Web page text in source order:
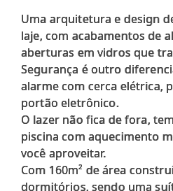
Uma arquitetura e design
laje, com acabamentos de
aberturas em vidros que
Segurança é outro
alarme com cerca elétrica,
portão eletrônico.
O lazer não fica de fora,
piscina com aquecimento
você aproveitar.
Com 160m² de área
dormitórios, sendo uma